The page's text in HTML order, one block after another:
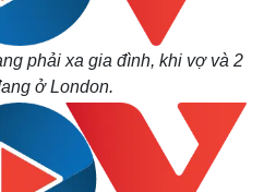
phải xa gia đình, khi vợ và 2
ở London.